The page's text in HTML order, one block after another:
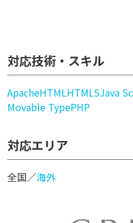
対応技術・スキル
ApacheHTMLHTML5Java
Movable TypePHP
対応エリア
全国／海外